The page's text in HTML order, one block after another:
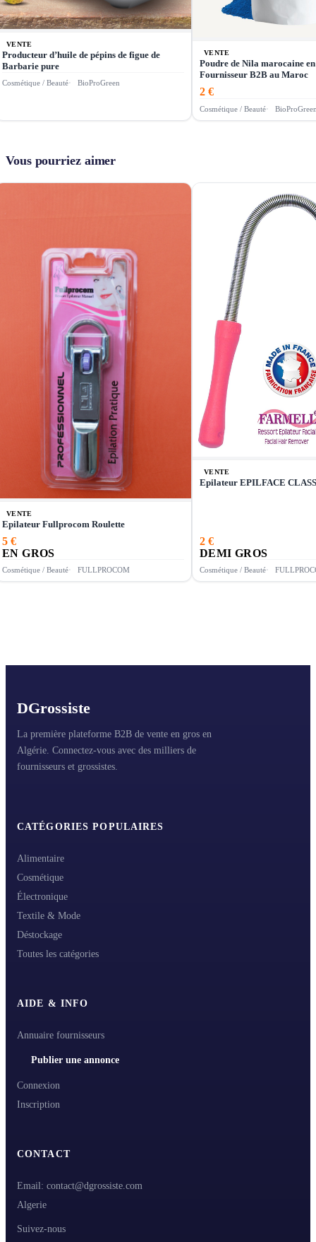
VENTE
Producteur d’huile de pépins de figue de
Barbarie pure
Cosmétique / Beauté BioProGreen
VENTE
Poudre de Nila marocaine
Fournisseur B2B au Maroc
2 €
Cosmétique / Beauté
Vous pourriez aimer
VENTE
Epilateur Fullprocom Roulette
5 €
EN GROS
Cosmétique / Beauté FULLPROCOM
VENTE
Epilateur EPILFACE
2 €
DEMI GROS
Cosmétique / Beauté
DGrossiste
La première plateforme B2B de vente en gros en
Algérie. Connectez-vous avec des milliers de
fournisseurs et grossistes.
CATÉGORIES POPULAIRES
Alimentaire
Cosmétique
Électronique
Textile & Mode
Déstockage
Toutes les catégories
AIDE & INFO
Annuaire fournisseurs
Publier une annonce
Connexion
Inscription
CONTACT
Email: contact@dgrossiste.com
Algerie
Suivez-nous